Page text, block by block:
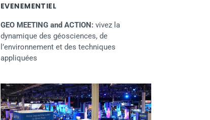
EVENEMENTIEL
GEO MEETING and ACTION: vivez la
dynamique des géosciences, de
l’environnement et des techniques
appliquées